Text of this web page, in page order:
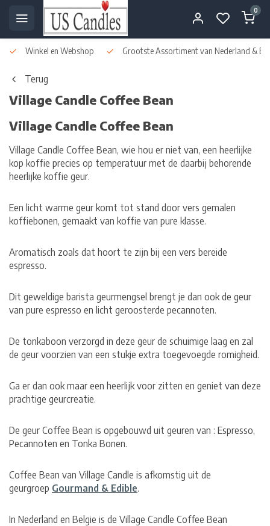
0
Winkel en Webshop Grootste Assortiment van Nederland &
Terug
Village Candle Coffee Bean
Village Candle Coffee Bean
Village Candle Coffee Bean, wie hou er niet van, een heerlijke
kop koffie precies op temperatuur met de daarbij behorende
heerlijke koffie geur.
Een licht warme geur komt tot stand door vers gemalen
koffiebonen, gemaakt van koffie van pure klasse.
Aromatisch zoals dat hoort te zijn bij een vers bereide
espresso.
Dit geweldige barista geurmengsel brengt je dan ook de geur
van pure espresso en licht geroosterde pecannoten.
De tonkaboon verzorgd in deze geur de schuimige laag en zal
de geur voorzien van een stukje extra toegevoegde romigheid.
Ga er dan ook maar een heerlijk voor zitten en geniet van deze
prachtige geurcreatie.
De geur Coffee Bean is opgebouwd uit geuren van : Espresso,
Pecannoten en Tonka Bonen.
Coffee Bean van Village Candle is afkomstig uit de
geurgroep Gourmand & Edible.
In Nederland en Belgie is de Village Candle Coffee Bean